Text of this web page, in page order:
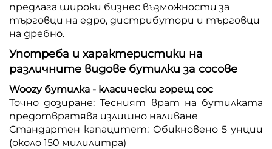
предлага широки бизнес възможности за
търговци на едро, дистрибутори и търговци
на дребно.
Употреба и характеристики на
различните видове бутилки за сосове
Woozy бутилка - класически горещ сос
Точно дозиране: Тесният врат на бутилката
предотвратява излишно наливане
Стандартен капацитет: Обикновено 5 унции
(около 150 милилитра)